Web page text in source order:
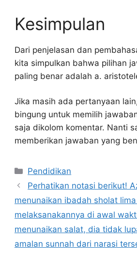
Kesimpulan
Dari penjelasan dan
kita simpulkan bahwa pilihan
paling benar adalah a.
Jika masih ada pertanyaan
bingung untuk memilih
saja dikolom komentar. Nanti
memberikan jawaban yang
Kategori
Pendidikan
Perhatikan notasi berikut!
menunaikan ibadah sholat
melaksanakannya di awal
menunaikan salat, dia tidak
amalan sunnah dari narasi